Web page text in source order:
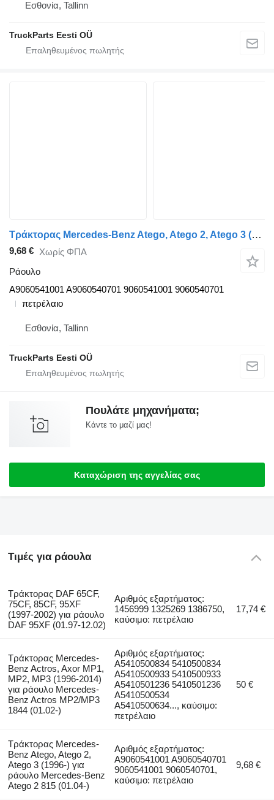
Εσθονία, Tallinn
TruckParts Eesti OÜ
Τράκτορας Mercedes-Benz Atego, Atego 2, Atego 3 (1996-) για ράουλο Mercedes-Benz Atego 2 815 (01.04-) A9060541001
9,68 € Χωρίς ΦΠΑ
Ράουλο
A9060541001 A9060540701 9060541001 9060540701
πετρέλαιο
Εσθονία, Tallinn
TruckParts Eesti OÜ
Πουλάτε μηχανήματα;
Κάντε το μαζί μας!
Καταχώριση της αγγελίας σας
Τιμές για ράουλα
Τράκτορας DAF 65CF,
75CF, 85CF, 95XF
(1997-2002) για ράουλο
DAF 95XF (01.97-12.02)
Αριθμός εξαρτήματος:
1456999 1325269 1386750,
καύσιμο: πετρέλαιο
17,74 €
Τράκτορας Mercedes-
Benz Actros, Axor MP1,
MP2, MP3 (1996-2014)
για ράουλο Mercedes-
Benz Actros MP2/MP3
1844 (01.02-)
Αριθμός εξαρτήματος:
A5410500834 5410500834
A5410500933 5410500933
A5410501236 5410501236
A5410500534
A5410500634..., καύσιμο:
πετρέλαιο
50 €
Τράκτορας Mercedes-
Benz Atego, Atego 2,
Atego 3 (1996-) για
ράουλο Mercedes-Benz
Atego 2 815 (01.04-)
Αριθμός εξαρτήματος:
A9060541001 A9060540701
9060541001 9060540701,
καύσιμο: πετρέλαιο
9,68 €